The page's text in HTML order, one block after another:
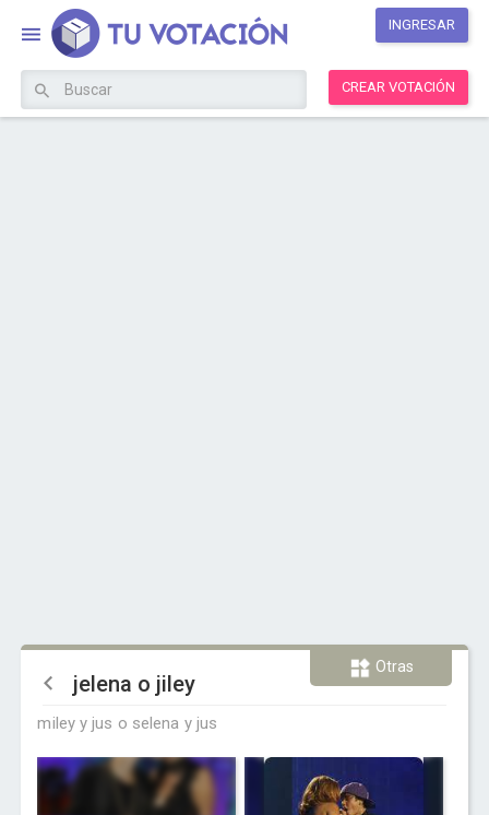
INGRESAR
CREAR VOTACIÓN
Otras
jelena o jiley
miley y jus o selena y jus